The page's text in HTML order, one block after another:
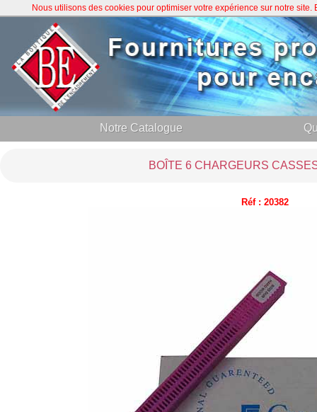
Notre Catalogue
BOÎTE 6 CHARGEURS
Réf : 20382
Nous utilisons des cookies pour optimiser votre expérience sur notre